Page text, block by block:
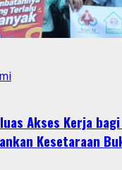
Akses Kerja
Kesetaraan